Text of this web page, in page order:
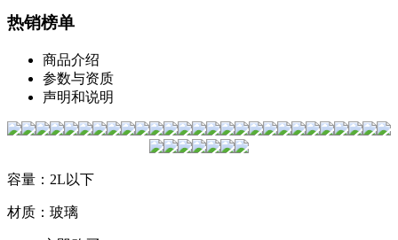
热销榜单
商品介绍
参数与资质
声明和说明
容量：2L以下
材质：玻璃